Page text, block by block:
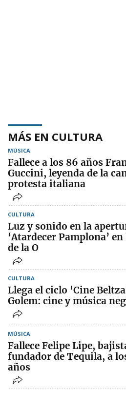
MÁS EN CULTURA
MÚSICA
Fallece a los 86 años
Guccini, leyenda de la
protesta italiana
CULTURA
Luz y sonido en la
‘Atardecer Pamplona’
de la O
CULTURA
Llega el ciclo 'Cine
Golem: cine y música
MÚSICA
Fallece Felipe Lipe,
fundador de Tequila, a
años